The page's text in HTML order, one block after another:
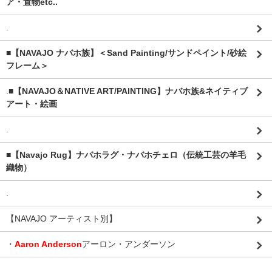
ア・置物etc..
.
■【NAVAJO ナバホ族】＜Sand Painting/サンドペイント/砂絵
フレーム＞
.■【NAVAJO＆NATIVE ART/PAINTING】ナバホ族&ネイティブ
アート・絵画
.
■【Navajo Rug】ナバホラグ・ナバホチェロ（伝統工芸の羊毛
織物）
.
【NAVAJO アーティスト別】
・ Aaron Andersonアーロン・アンダーソン